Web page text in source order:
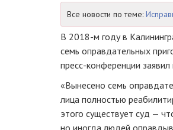
Все новости по теме:
В 2018-м году в
семь оправдательных
пресс-конференции
«Вынесено семь
лица полностью
этого существует суд —
но иногда людей